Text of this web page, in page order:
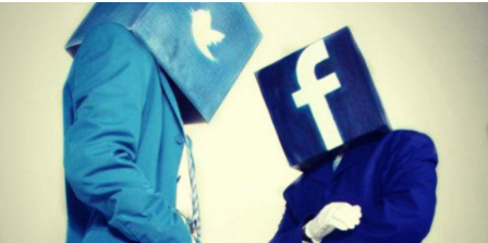
Валют ханш
Эдийн засаг
Үзэл бодол